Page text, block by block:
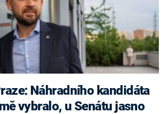
Náhradního kandidáta
vybralo, u Senátu jasno